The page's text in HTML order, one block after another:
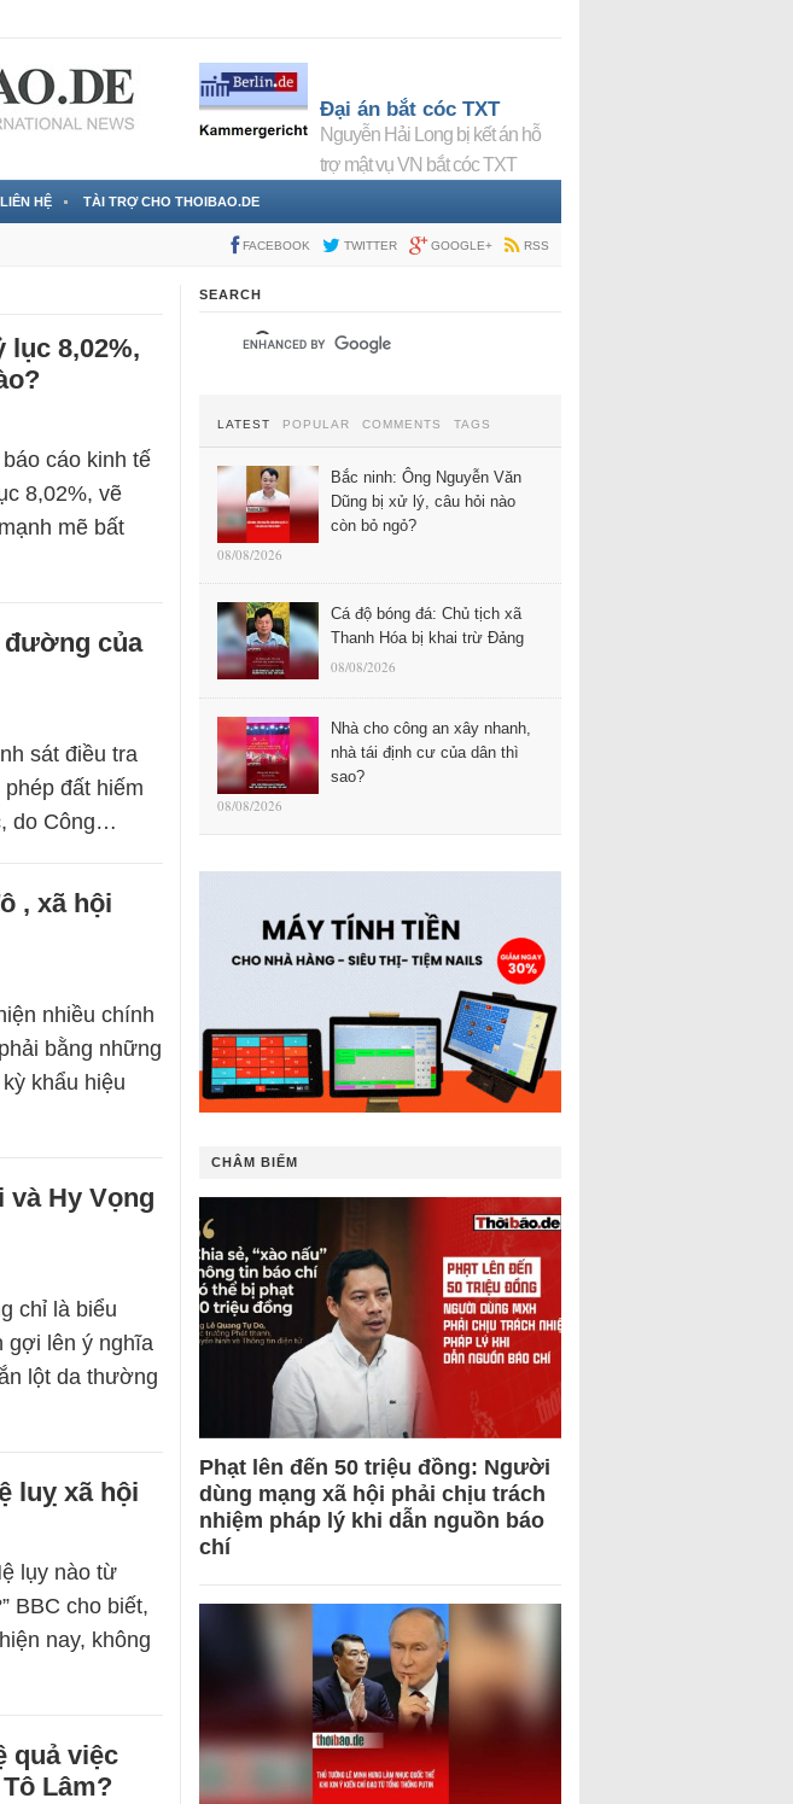
Đại án bắt cóc TXT
Nguyễn Hải Long bị kết án hỗ
trợ mật vụ VN bắt cóc TXT
LIÊN HỆ TÀI TRỢ CHO THOIBAO.DE
FACEBOOK TWITTER GOOGLE+ RSS
lục 8,02%,
cáo kinh tế
8,02%, vẽ
mẽ bất
đường của
sát điều tra
đất hiếm
do Công…
, xã hội
nhiều chính
bằng những
khẩu hiệu
và Hy Vọng
chỉ là biểu
gợi lên ý nghĩa
lột da thường
luỵ xã hội
lụy nào từ
BBC cho biết,
nay, không
quả việc
Lâm?
SEARCH
LATEST POPULAR COMMENTS TAGS
Bắc ninh: Ông Nguyễn Văn
Dũng bị xử lý, câu hỏi nào
còn bỏ ngỏ?
08/08/2026
Cá độ bóng đá: Chủ tịch xã
Thanh Hóa bị khai trừ Đảng
08/08/2026
Nhà cho công an xây nhanh,
nhà tái định cư của dân thì
sao?
08/08/2026
CHÂM BIẾM
Phạt lên đến 50 triệu đồng: Người
dùng mạng xã hội phải chịu trách
nhiệm pháp lý khi dẫn nguồn báo
chí